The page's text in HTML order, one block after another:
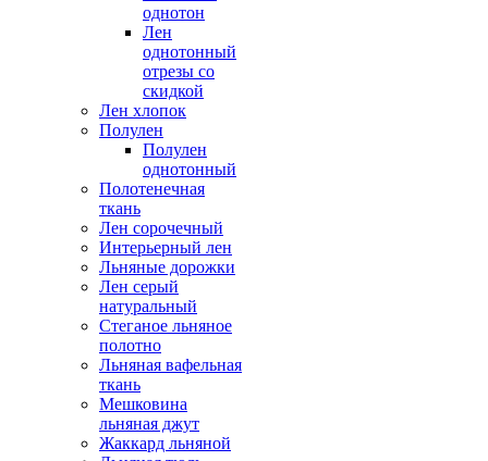
однотон
Лен
однотонный
отрезы со
скидкой
Лен хлопок
Полулен
Полулен
однотонный
Полотенечная
ткань
Лен сорочечный
Интерьерный лен
Льняные дорожки
Лен серый
натуральный
Стеганое льняное
полотно
Льняная вафельная
ткань
Мешковина
льняная джут
Жаккард льняной